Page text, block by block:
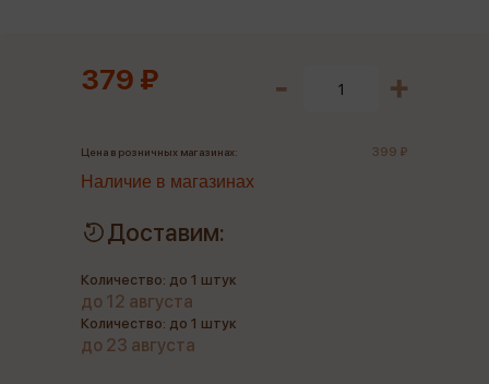
379 ₽
Цена в розничных магазинах: 399 ₽
Наличие в магазинах
Доставим:
Количество: до 1 штук
до 12 августа
Количество: до 1 штук
до 23 августа